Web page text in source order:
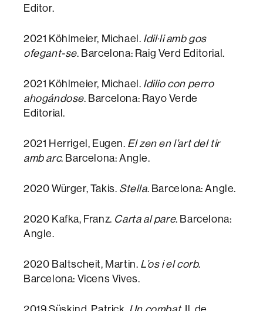
Editor.
2021 Köhlmeier, Michael. Idil·li amb gos
ofegant-se. Barcelona: Raig Verd Editorial.
2021 Köhlmeier, Michael. Idilio con perro
ahogándose. Barcelona: Rayo Verde
Editorial.
2021 Herrigel, Eugen. El zen en l’art del tir
amb arc. Barcelona: Angle.
2020 Würger, Takis. Stella. Barcelona: Angle.
2020 Kafka, Franz. Carta al pare. Barcelona:
Angle.
2020 Baltscheit, Martin. L’os i el corb.
Barcelona: Vicens Vives.